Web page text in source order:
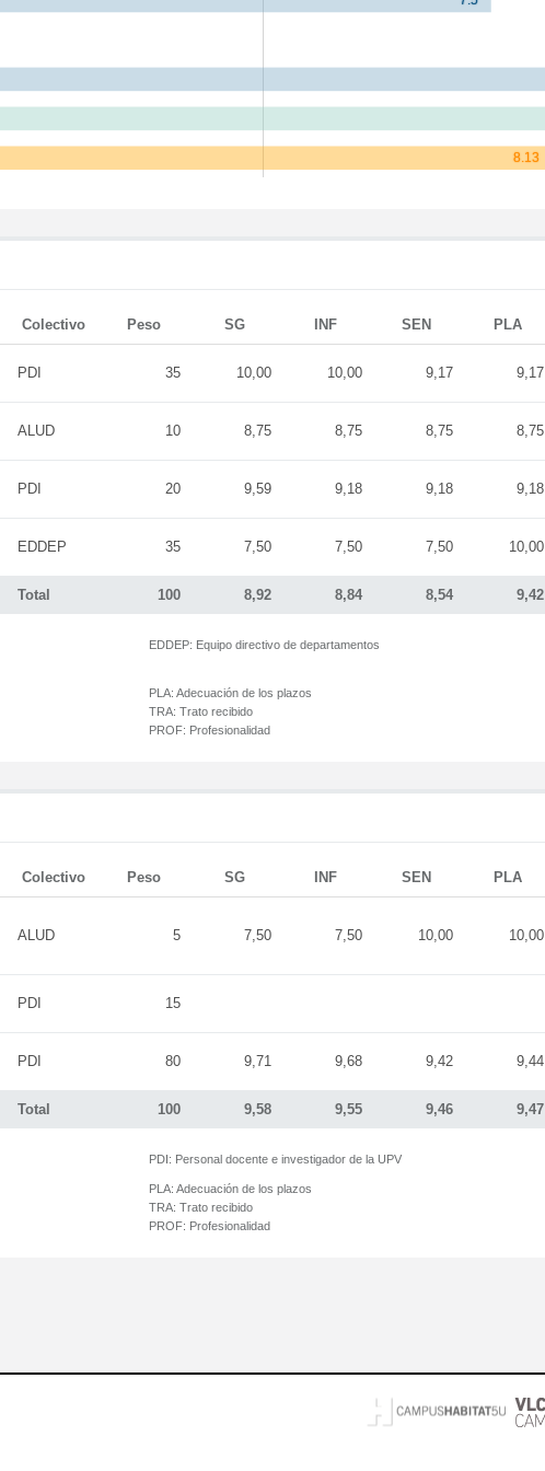
Colectivo Peso SG INF SEN PLA
Total 100 8,92 8,84 8,54 9,42
PDI 35 10,00 10,00 9,17 9,17
ALUD 10 8,75 8,75 8,75 8,75
PDI 20 9,59 9,18 9,18 9,18
EDDEP 35 7,50 7,50 7,50 10,00
EDDEP: Equipo directivo de departamentos
PLA: Adecuación de los plazos
TRA: Trato recibido
PROF: Profesionalidad
Colectivo Peso SG INF SEN PLA
Total 100 9,58 9,55 9,46 9,47
ALUD 5 7,50 7,50 10,00 10,00
PDI 15
PDI 80 9,71 9,68 9,42 9,44
PDI: Personal docente e investigador de la UPV
PLA: Adecuación de los plazos
TRA: Trato recibido
PROF: Profesionalidad